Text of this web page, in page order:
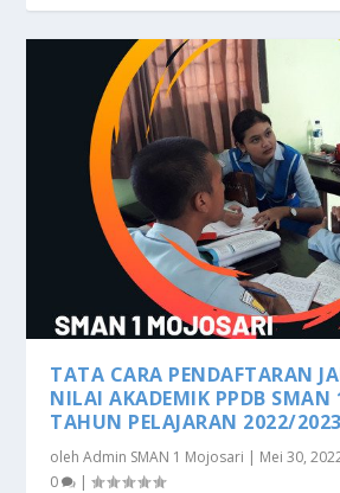
TATA CARA PENDAFTARAN
NILAI AKADEMIK PPDB SMAN
TAHUN PELAJARAN 2022/2023
olehAdmin SMAN 1 Mojosari | Mei 30,
0
|